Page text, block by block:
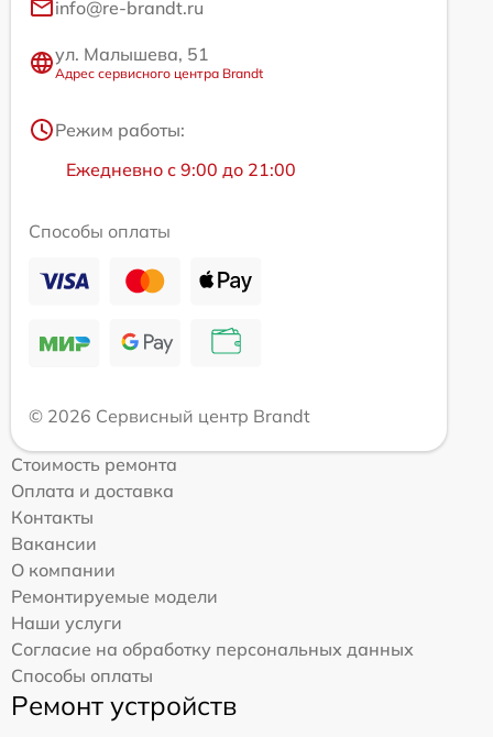
info@re-brandt.ru
ул. Малышева, 51
Адрес сервисного центра Brandt
Режим работы:
Ежедневно с 9:00 до 21:00
Способы оплаты
© 2026 Сервисный центр Brandt
Стоимость ремонта
Оплата и доставка
Контакты
Вакансии
О компании
Ремонтируемые модели
Наши услуги
Согласие на обработку персональных данных
Способы оплаты
Ремонт устройств